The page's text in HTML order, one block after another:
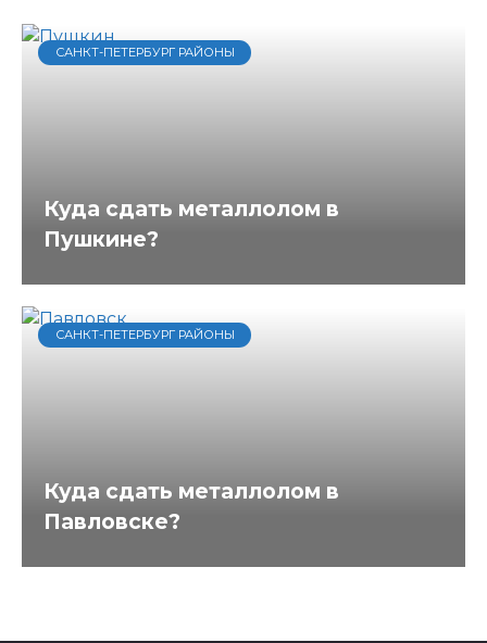
САНКТ-ПЕТЕРБУРГ РАЙОНЫ
Куда сдать металлолом в
Пушкине?
САНКТ-ПЕТЕРБУРГ РАЙОНЫ
Куда сдать металлолом в
Павловске?